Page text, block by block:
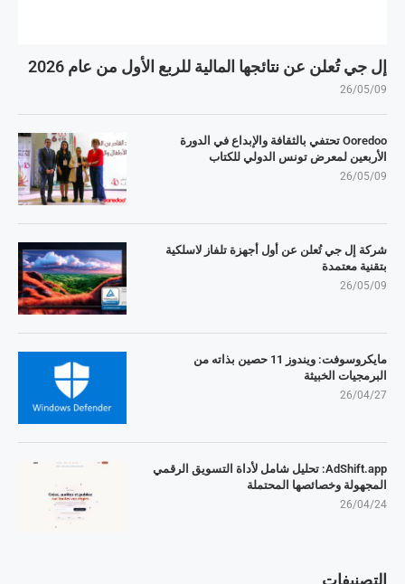
إل جي تُعلن عن نتائجها المالية للربع الأول من عام 2026
26/05/09
Ooredoo تحتفي بالثقافة والإبداع في الدورة
الأربعين لمعرض تونس الدولي للكتاب
26/05/09
شركة إل جي تُعلن عن أول أجهزة تلفاز لاسلكية
بتقنية معتمدة
26/05/09
مايكروسوفت: ويندوز 11 حصين بذاته من
البرمجيات الخبيثة
26/04/27
AdShift.app: تحليل شامل لأداة التسويق الرقمي
المجهولة وخصائصها المحتملة
26/04/24